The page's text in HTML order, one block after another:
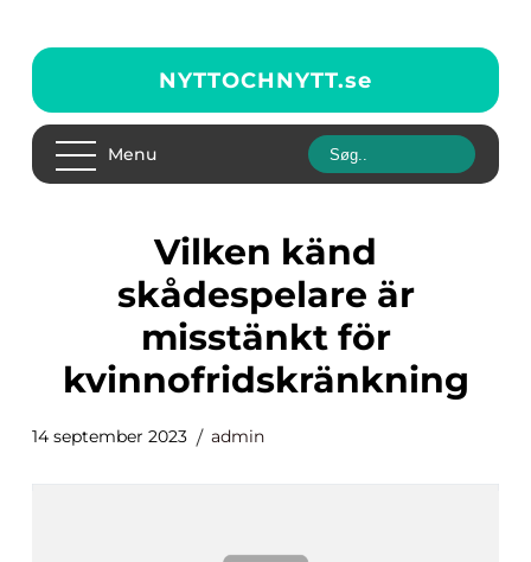
NYTTOCHNYTT.se
Menu
vilken känd
skådespelare är
misstänkt för
kvinnofridskränkning
14 september 2023 admin